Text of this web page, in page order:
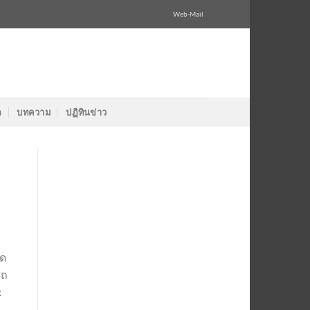
Web-Mail
บทความ ปฏิทินข่าว